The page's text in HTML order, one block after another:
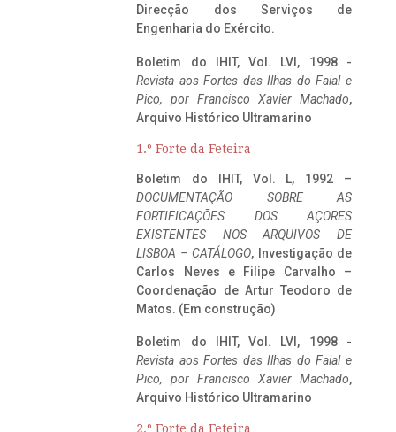
Direcção dos Serviços de
Engenharia do Exército.
Boletim do IHIT, Vol. LVI, 1998 -
Revista aos Fortes das Ilhas do Faial e
Pico, por Francisco Xavier Machado,
Arquivo Histórico Ultramarino
1.º Forte da Feteira
Boletim do IHIT, Vol. L, 1992 –
DOCUMENTAÇÃO SOBRE AS
FORTIFICAÇÕES DOS AÇORES
EXISTENTES NOS ARQUIVOS DE
LISBOA – CATÁLOGO, Investigação de
Carlos Neves e Filipe Carvalho –
Coordenação de Artur Teodoro de
Matos. (Em construção)
Boletim do IHIT, Vol. LVI, 1998 -
Revista aos Fortes das Ilhas do Faial e
Pico, por Francisco Xavier Machado,
Arquivo Histórico Ultramarino
2.º Forte da Feteira